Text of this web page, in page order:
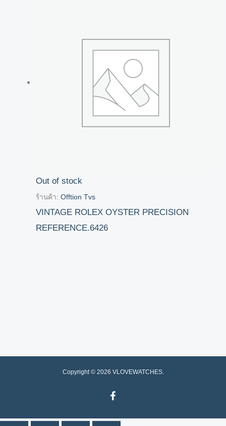
Out of stock
ร้านค้า: Offtion Tvs
VINTAGE ROLEX OYSTER PRECISION
REFERENCE.6426
Copyright © 2026 VLOVEWATCHES.